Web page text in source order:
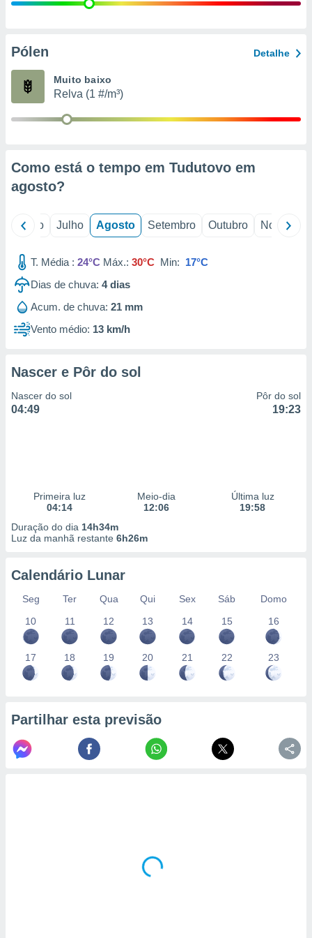
e
de
Pólen Detalhe
Muito baixo
Relva (1 #/m³)
Como está o tempo em Tudutovo em
agosto?
Junho Julho Agosto Setembro Outubro Novembro
T. Média : 24°C Máx.: 30°C Min: 17°C
Dias de chuva: 4dias
Acum. de chuva: 21 mm
Vento médio: 13 km/h
Nascer e Pôr do sol
Nascer do sol
04:49
Pôr do sol
19:23
Primeira luz
04:14
Meio-dia
12:06
Última luz
19:58
Duração do dia 14h34m
Luz da manhã restante 6h26m
Calendário Lunar
Seg Ter Qua Qui Sex Sáb
Domo
10
11 12 13 14 15 16
17 18 19 20 21 22 23
Partilhar esta previsão